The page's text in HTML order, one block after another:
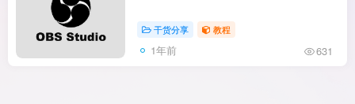
干货分享 教程
1年前 631